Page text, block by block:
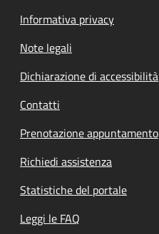
Informativa privacy
Note legali
Dichiarazione di accessibilità
Contatti
Prenotazione appuntamento
Richiedi assistenza
Statistiche del portale
Leggi le FAQ